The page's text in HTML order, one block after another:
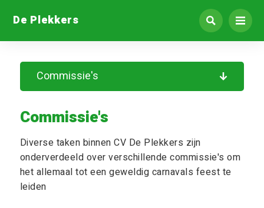
De Plekkers
Commissie's
Commissie's
Diverse taken binnen CV De Plekkers zijn
onderverdeeld over verschillende commissie's om
het allemaal tot een geweldig carnavals feest te
leiden